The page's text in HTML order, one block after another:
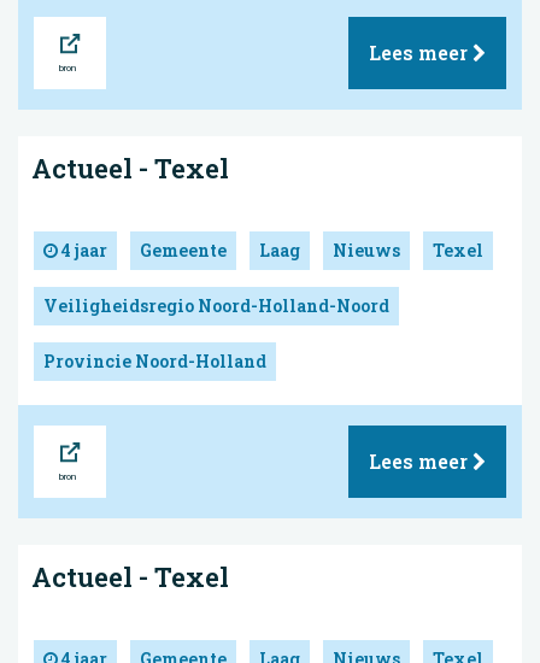
Lees meer
Actueel - Texel
4 jaar Gemeente Laag Nieuws Texel
Veiligheidsregio Noord-Holland-Noord
Provincie Noord-Holland
Lees meer
Actueel - Texel